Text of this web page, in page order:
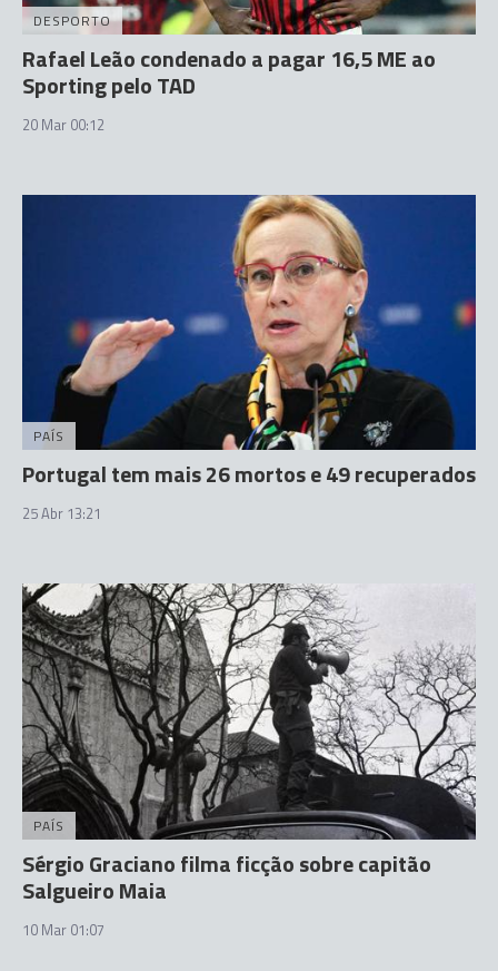
DESPORTO
Rafael Leão condenado a pagar 16,5 ME ao
Sporting pelo TAD
20 Mar 00:12
PAÍS
Portugal tem mais 26 mortos e 49 recuperados
25 Abr 13:21
PAÍS
Sérgio Graciano filma ficção sobre capitão
Salgueiro Maia
10 Mar 01:07